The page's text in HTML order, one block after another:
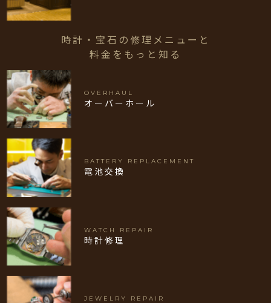
時計・宝石の修理メニューと
料金をもっと知る
OVERHAUL
オーバーホール
BATTERY REPLACEMENT
電池交換
WATCH REPAIR
時計修理
JEWELRY REPAIR